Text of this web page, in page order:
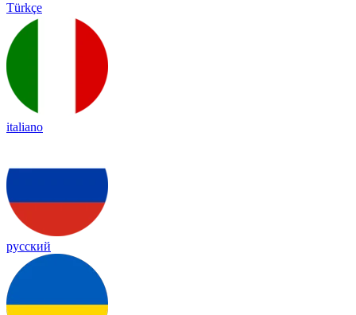
Türkçe
italiano
русский